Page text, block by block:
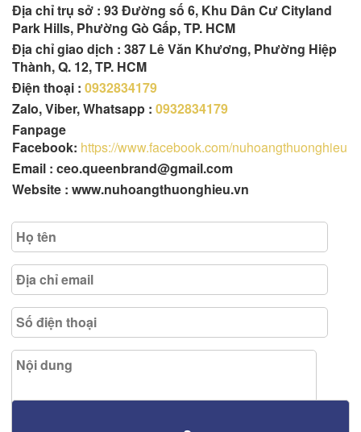
Địa chỉ trụ sở : 93 Đường số 6, Khu Dân Cư Cityland
Park Hills, Phường Gò Gấp, TP. HCM
Địa chỉ giao dịch : 387 Lê Văn Khương, Phường Hiệp
Thành, Q. 12, TP. HCM
Điện thoại : 0932834179
Zalo, Viber, Whatsapp : 0932834179
Fanpage
Facebook: https://www.facebook.com/nuhoangthuonghieu
Email : ceo.queenbrand@gmail.com
Website : www.nuhoangthuonghieu.vn